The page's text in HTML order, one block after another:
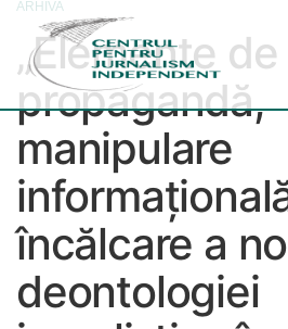
ARHIVA
„Elemente de
propagandă,
manipulare
încălcare a
deontologiei